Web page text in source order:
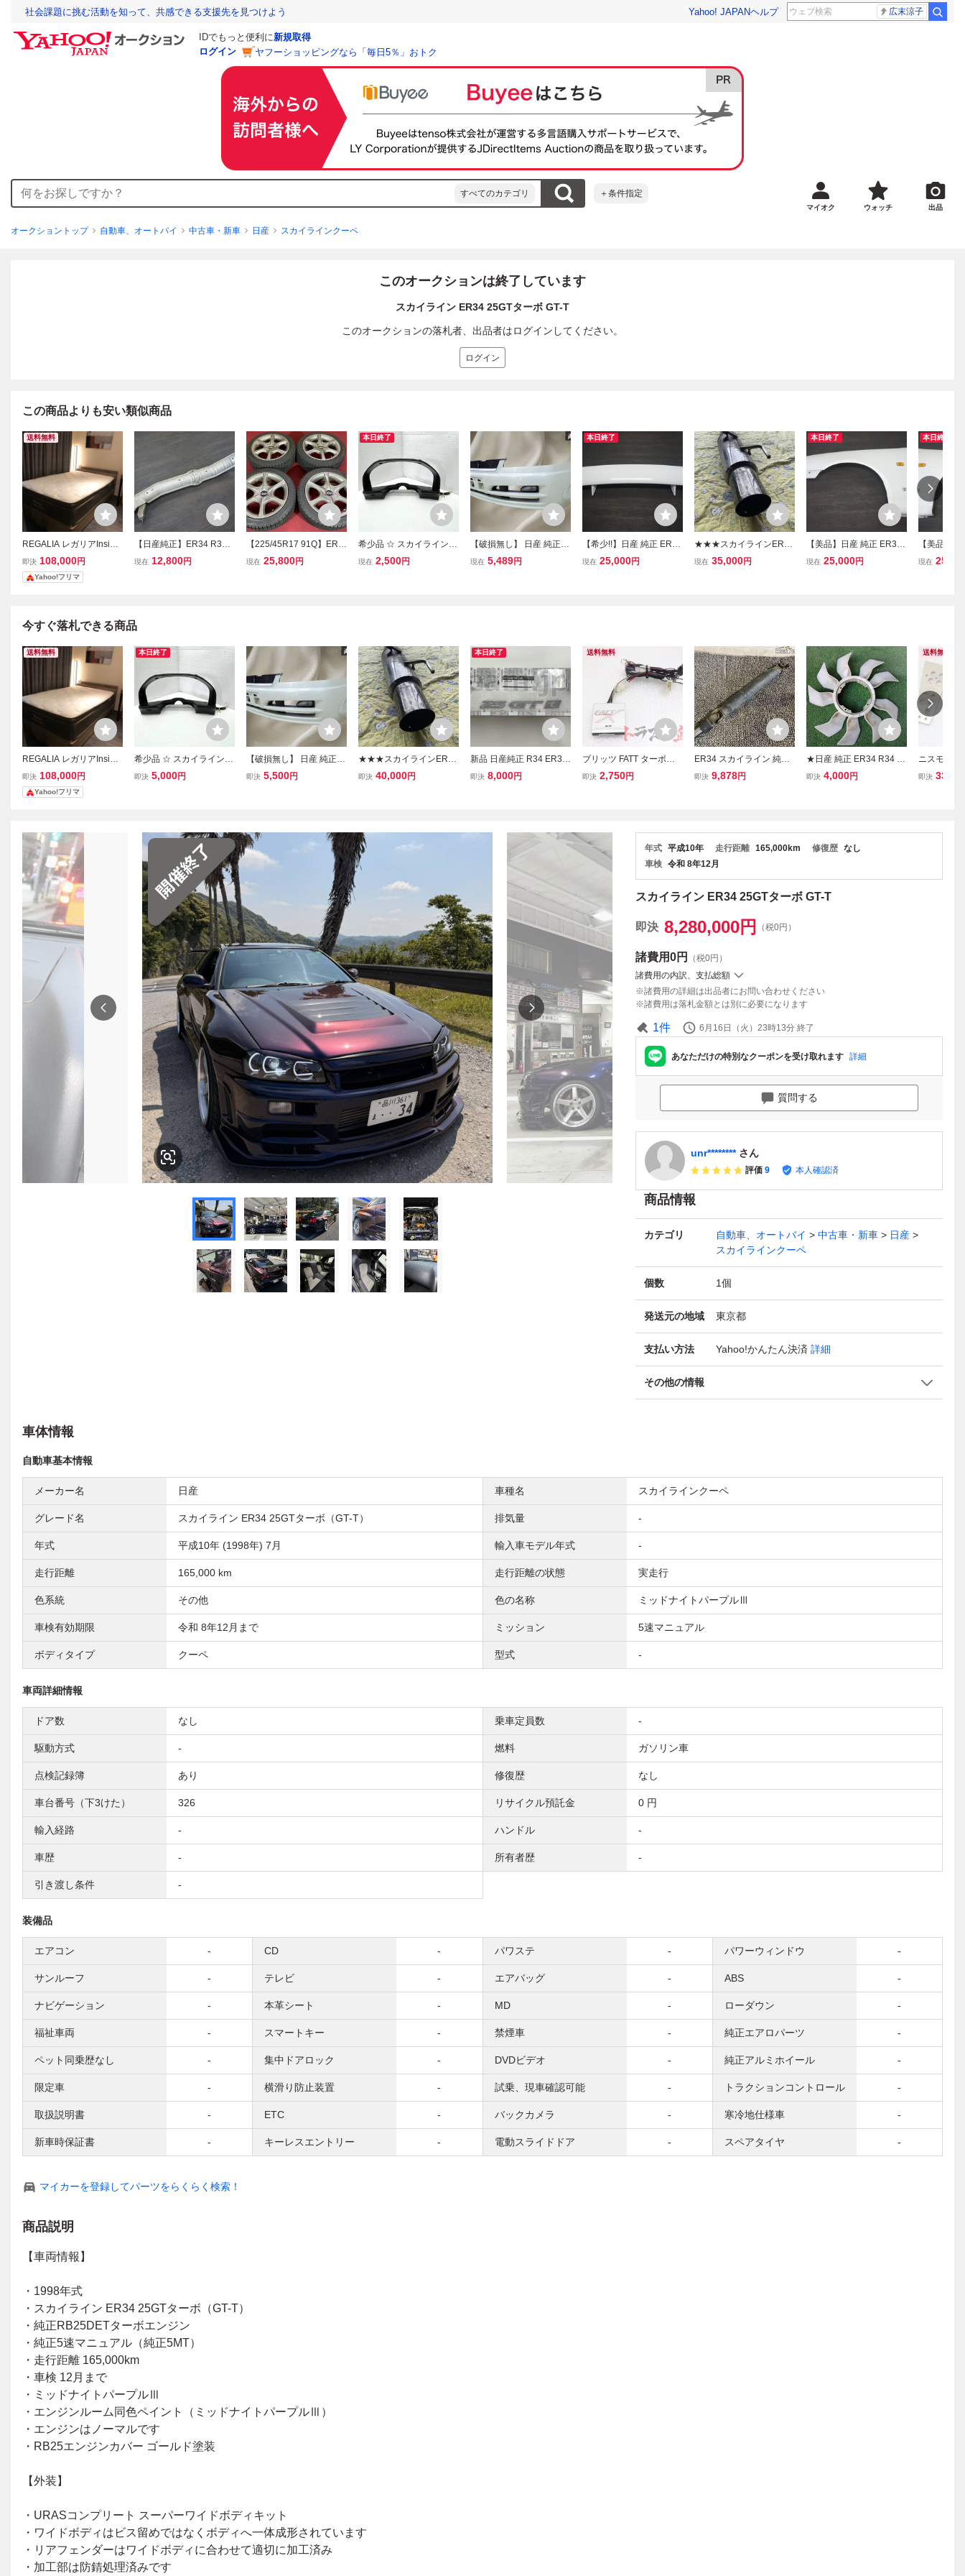
社会課題に挑む活動を知って、共感できる支援先を見つけよう Yahoo! JAPANヘルプ 広末涼子
IDでもっと便利に新規取得
ログイン
ヤフーショッピングなら「毎日5％」おトク
すべてのカテゴリ ＋条件指定
マイオク ウォッチ 出品
オークショントップ 自動車、オートバイ 中古車・新車 日産 スカイラインクーペ
このオークションは終了しています
スカイライン ER34 25GTターボ GT-T
このオークションの落札者、出品者はログインしてください。
ログイン
この商品よりも安い類似商品
送料無料
REGALIA レガリアInsigni
a セミダブル インシグ
ニア KINGSDOWN キン
グスダウン マットレ
即決 108,000円
Yahoo!フリマ
【日産純正】ER34 R34
スカイライン 25GT-T 2ド
現在 12,800円
【225/45R17 91Q】ER3
4 R34 スカイライン 25GT
現在 25,800円
本日終了
希少品 ☆ スカイライン 2
5GT-X ターボ ER34 後期
現在 2,500円
【破損無し】 日産 純正 E
R34 スカイライン 25GT
現在 5,489円
本日終了
【希少!!】日産 純正 ER34
R34 スカイライン 25GT-
現在 25,000円
★★★スカイラインER34
4ドア 25GTターボ用 S
現在 35,000円
本日終了
【美品】日産 純正 ER34
R34 スカイライン 25GT-
現在 25,000円
本日終了
【美品】
R34 スカイ
現在
今すぐ落札できる商品
送料無料
REGALIA レガリアInsigni
a セミダブル インシグ
ニア KINGSDOWN キン
グスダウン マットレ
即決 108,000円
Yahoo!フリマ
本日終了
希少品 ☆ スカイライン 2
5GT-X ターボ ER34 後期
即決 5,000円
【破損無し】 日産 純正 E
R34 スカイライン 25GT
即決 5,500円
★★★スカイラインER34
4ドア 25GTターボ用 S
即決 40,000円
本日終了
新品 日産純正 R34 ER34
ENR34 スカイライン 25
即決 8,000円
送料無料
ブリッツ FATT ターボタ
イマー スカイライン 25G
即決 2,750円
ER34 スカイライン 純正
ノーマル プロペラシャフ
即決 9,878円
★日産 純正 ER34 R34 ス
カイライン RB25DET NE
即決 4,000円
送料無料
ニスモ AT
スカイライ
即決
年式 平成10年 走行距離 165,000km 修復歴 なし
車検 令和 8年12月
スカイライン ER34 25GTターボ GT-T
即決 8,280,000円 （税0円）
諸費用0円
（税0円）
諸費用の内訳、支払総額
諸費用の詳細は出品者にお問い合わせください
諸費用は落札金額とは別に必要になります
1件 6月16日（火）23時13分 終了
あなただけの特別なクーポンを受け取れます 詳細
質問する
unr******** さん
評価 9 本人確認済
商品情報
カテゴリ 自動車、オートバイ 中古車・新車
日産
スカイラインクーペ
個数 1個
発送元の地域 東京都
支払い方法 Yahoo!かんたん決済 詳細
その他の情報
車体情報
自動車基本情報
メーカー名 日産 車種名 スカイラインクーペ
グレード名 スカイライン ER34 25GTターボ（GT-T） 排気量 -
年式 平成10年 (1998年) 7月 輸入車モデル年式 -
走行距離 165,000 km 走行距離の状態 実走行
色系統 その他 色の名称 ミッドナイトパープルⅢ
車検有効期限 令和 8年12月まで ミッション 5速マニュアル
ボディタイプ クーペ 型式 -
車両詳細情報
ドア数 なし 乗車定員数 -
駆動方式 - 燃料 ガソリン車
点検記録簿 あり 修復歴 なし
車台番号（下3けた） 326 リサイクル預託金 0 円
輸入経路 - ハンドル -
車歴 - 所有者歴 -
引き渡し条件 -
装備品
エアコン - CD - パワステ - パワーウィンドウ -
サンルーフ - テレビ - エアバッグ - ABS -
ナビゲーション - 本革シート - MD - ローダウン -
福祉車両 - スマートキー - 禁煙車 - 純正エアロパーツ -
ペット同乗歴なし - 集中ドアロック - DVDビデオ - 純正アルミホイール -
限定車 - 横滑り防止装置 - 試乗、現車確認可能 - トラクションコントロール -
取扱説明書 - ETC - バックカメラ - 寒冷地仕様車 -
新車時保証書 - キーレスエントリー - 電動スライドドア - スペアタイヤ -
マイカーを登録してパーツをらくらく検索！
商品説明